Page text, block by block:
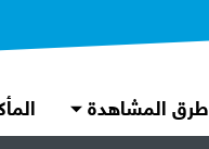
طرق المشاهدة